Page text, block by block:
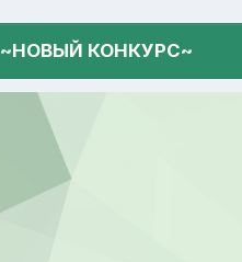
~НОВЫЙ КОНКУРС~